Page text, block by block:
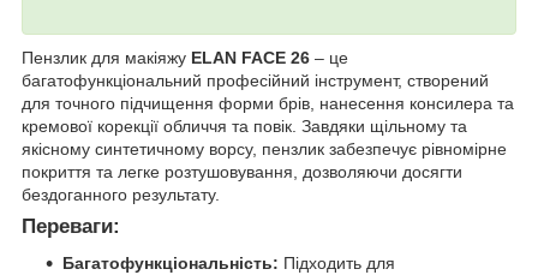
Пензлик для макіяжу ELAN FACE 26 – це
багатофункціональний професійний інструмент, створений
для точного підчищення форми брів, нанесення консилера та
кремової корекції обличчя та повік. Завдяки щільному та
якісному синтетичному ворсу, пензлик забезпечує рівномірне
покриття та легке розтушовування, дозволяючи досягти
бездоганного результату.
Переваги:
Багатофункціональність: Підходить для